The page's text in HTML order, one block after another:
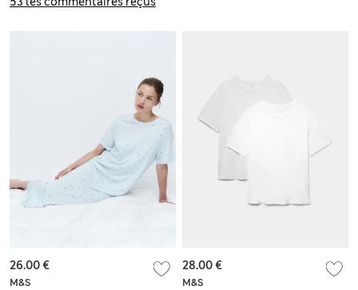
M&S
26.00 €
M&S
28.00 €